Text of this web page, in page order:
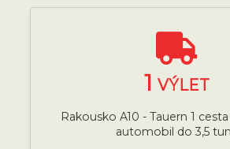
1 VÝLET
Rakousko A10 - Tauern 1
automobil do 3,5